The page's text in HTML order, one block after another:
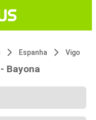
Espanha Vigo
Bayona